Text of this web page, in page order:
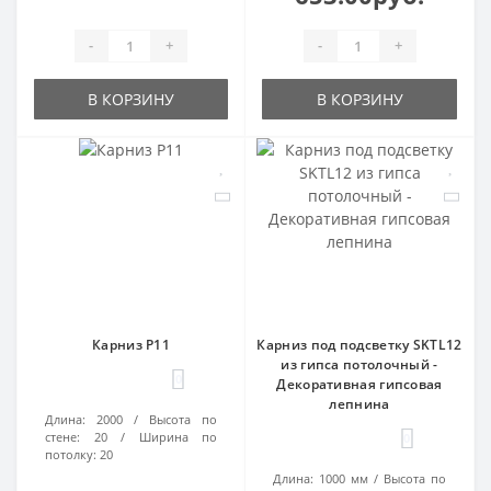
- +
В КОРЗИНУ
- +
В КОРЗИНУ
Карниз P11
Длина: 2000
Высота по
стене:
20
Ширина по
потолку: 20
Карниз под подсветку SKTL12
из гипса потолочный -
Декоративная гипсовая
лепнина
Длина: 1000 мм
Высота по